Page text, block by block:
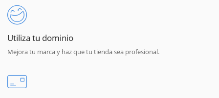
Utiliza tu dominio
Mejora tu marca y haz que tu tienda sea profesional.